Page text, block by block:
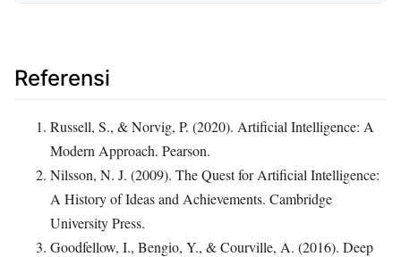
Referensi
Russell, S., & Norvig, P. (2020). Artificial Intelligence: A
Modern Approach. Pearson.
Nilsson, N. J. (2009). The Quest for Artificial Intelligence:
A History of Ideas and Achievements. Cambridge
University Press.
Goodfellow, I., Bengio, Y., & Courville, A. (2016). Deep